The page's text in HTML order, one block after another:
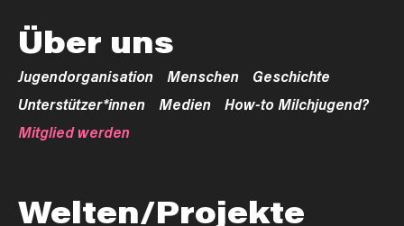
Über uns
Jugendorganisation Menschen
Geschichte
Unterstützer*innen
Medien
How-to Milchjugend?
Mitglied werden
Welten/Projekte